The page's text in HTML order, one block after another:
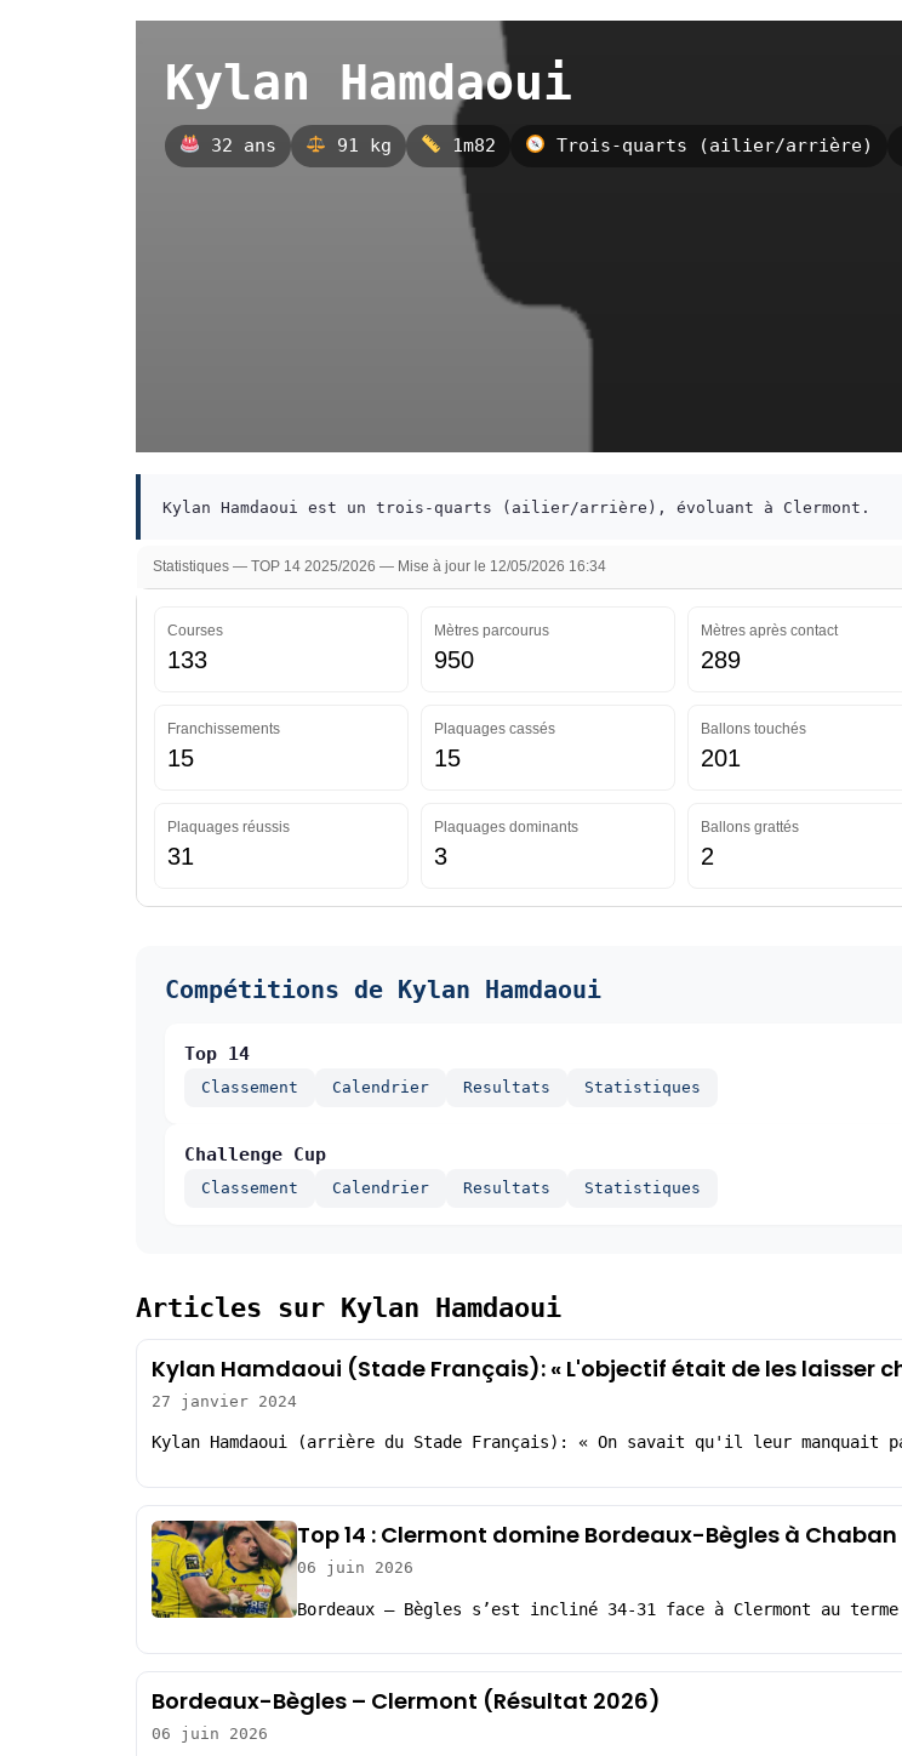
Kylan Hamdaoui
32 ans 91 kg 1m82 Trois-quarts (ailier/arrière)
Kylan Hamdaoui est un trois-quarts (ailier/arrière), évoluant à Clermont.
Statistiques — TOP 14 2025/2026 — Mise à jour le 12/05/2026 16:34
Courses
133
Mètres parcourus
950
Mètres après contact
289
Franchissements
15
Plaquages cassés
15
Ballons touchés
201
Plaquages réussis
31
Plaquages dominants
3
Ballons grattés
2
Compétitions de Kylan Hamdaoui
Top 14
Classement Calendrier Resultats Statistiques
Challenge Cup
Classement Calendrier Resultats Statistiques
Articles sur Kylan Hamdaoui
Kylan Hamdaoui (Stade Français): « L'objectif était de les laisser
27 janvier 2024
Kylan Hamdaoui (arrière du Stade Français): « On savait qu'il leur
Top 14 : Clermont domine Bordeaux-Bègles à Chaban
06 juin 2026
Bordeaux – Bègles s’est incliné 34-31 face à Clermont au
Bordeaux-Bègles – Clermont (Résultat 2026)
06 juin 2026